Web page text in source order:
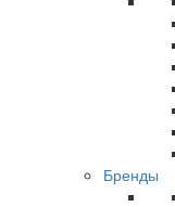
Бренды